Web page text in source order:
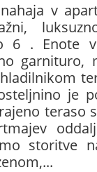
v
6 . Enote
garnituro,
je
teraso
storitve